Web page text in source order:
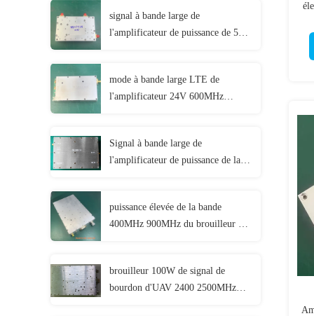
signal à bande large de
l'amplificateur de puissance de 5G
mode à bande large LTE de
l'amplificateur 24V 600MHz
Signal à bande large de
l'amplificateur de puissance de la
puissance élevée de la bande
400MHz 900MHz du brouilleur U
brouilleur 100W de signal de
bourdon d'UAV 2400 2500MHz